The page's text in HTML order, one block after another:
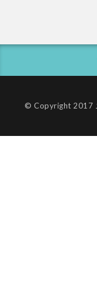
© Copyright 2017